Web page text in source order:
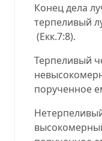
Конец дела
терпеливый
(Екк.7:8).
Терпеливый
порученное